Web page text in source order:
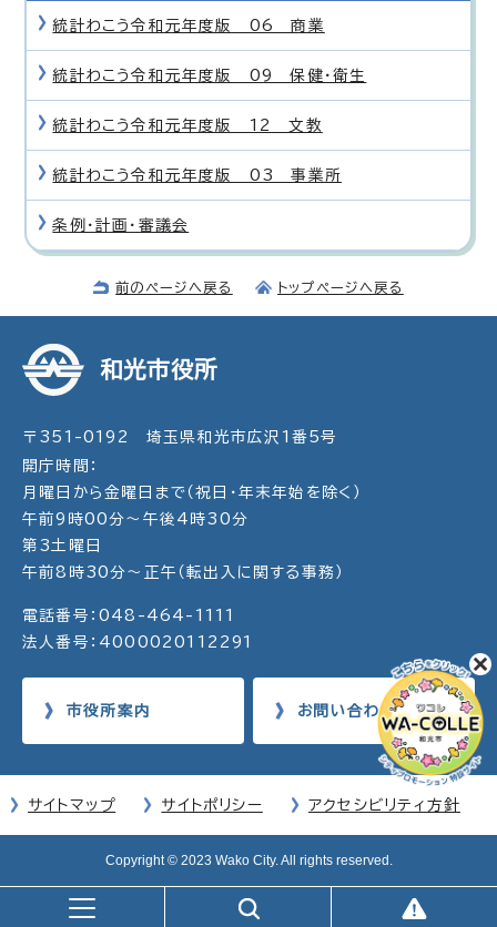
統計わこう令和元年度版 06 商業
統計わこう令和元年度版 09 保健・衛生
統計わこう令和元年度版 12 文教
統計わこう令和元年度版 03 事業所
条例・計画・審議会
前のページへ戻る トップページへ戻る
和光市役所
〒351-0192 埼玉県和光市広沢1番5号
開庁時間：
月曜日から金曜日まで（祝日・年末年始を除く）
午前9時00分～午後4時30分
第3土曜日
午前8時30分～正午（転出入に関する事務）
電話番号：048-464-1111
法人番号：4000020112291
市役所案内 お問い合わせ
サイトマップ サイトポリシー アクセシビリティ方針
Copyright © 2023 Wako City. All rights reserved.